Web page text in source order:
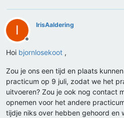
I
Offline
IrisAaldering
Hoi bjornlosekoot ,
Zou je ons een tijd en plaats
practicum op 9 juli, zodat we het
uitvoeren? Zou je ook nog contact
opnemen voor het andere
tijdje niks over hebben gehoord en